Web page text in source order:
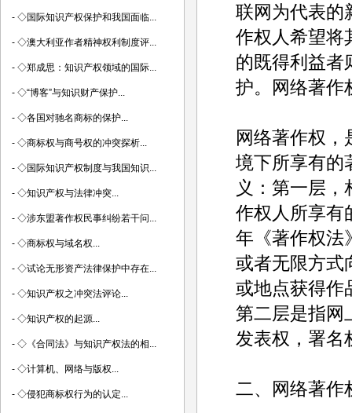
联网为代表的
作权人希望将
的既得利益者
护。网络著作
网络著作权，
境下所享有的
义：第一层
作权人所享有
年《著作权法
或者无限方式
或地点获得作
第二层是指网
发表权，署名
二、网络著作
- ◇国际知识产权保护和我国面临...
- ◇澳大利亚作者精神权利制度评...
- ◇郑成思：知识产权领域的国际...
- ◇“博客”与知识财产保护...
- ◇各国对驰名商标的保护...
- ◇商标权与商号权的冲突探析...
- ◇国际知识产权制度与我国知识...
- ◇知识产权与法律冲突...
- ◇涉东盟著作权民事纠纷若干问...
- ◇商标权与域名权...
- ◇试论无形资产法律保护中存在...
- ◇知识产权之冲突法评论...
- ◇知识产权的起源...
- ◇《合同法》与知识产权法的相...
- ◇计算机、网络与版权...
- ◇侵犯商标权行为的认定...